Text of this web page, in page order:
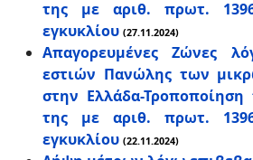
της με αριθ. πρωτ. 1396/
εγκυκλίου (27.11.2024)
Απαγορευμένες Ζώνες
εστιών Πανώλης των
στην Ελλάδα-
της με αριθ. πρωτ. 1396/
εγκυκλίου (22.11.2024)